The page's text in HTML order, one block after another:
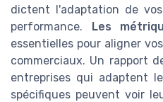
dictent l'adaptation de
performance. Les
essentielles pour aligner
commerciaux. Un rapport
entreprises qui adaptent
spécifiques peuvent voir